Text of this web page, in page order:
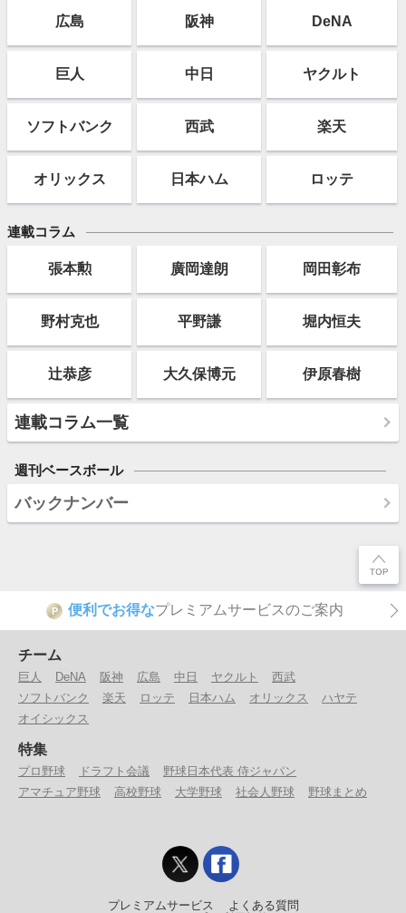
広島 阪神 DeNA
巨人 中日 ヤクルト
ソフトバンク 西武 楽天
オリックス 日本ハム ロッテ
連載コラム
張本勲 廣岡達朗 岡田彰布
野村克也 平野謙 堀内恒夫
辻恭彦 大久保博元 伊原春樹
連載コラム一覧
週刊ベースボール
バックナンバー
P 便利でお得なプレミアムサービスのご案内
チーム
巨人 DeNA 阪神 広島 中日 ヤクルト
西武
ソフトバンク
楽天 ロッテ 日本ハム オリックス
ハヤテ
オイシックス
特集
プロ野球 ドラフト会議
野球日本代表 侍ジャパン
アマチュア野球
高校野球 大学野球 社会人野球 野球まとめ
プレミアムサービス
よくある質問